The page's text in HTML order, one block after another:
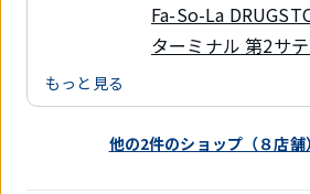
Fa-So-La
ターミナル 第2サ
もっと見る
他の2件のショップ（８店舗